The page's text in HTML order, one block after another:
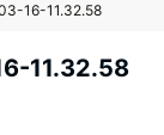
16-11.32.58
11.32.58